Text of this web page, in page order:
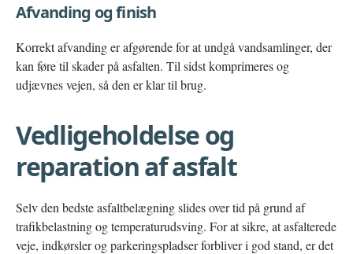
Afvanding og finish
Korrekt afvanding er afgørende for at undgå vandsamlinger, der
kan føre til skader på asfalten. Til sidst komprimeres og
udjævnes vejen, så den er klar til brug.
Vedligeholdelse og
reparation af asfalt
Selv den bedste asfaltbelægning slides over tid på grund af
trafikbelastning og temperaturudsving. For at sikre, at asfalterede
veje, indkørsler og parkeringspladser forbliver i god stand, er det